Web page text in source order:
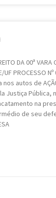
DA 00ª VARA
UF PROCESSO
nos autos de
Justiça Pública,
na
de seu